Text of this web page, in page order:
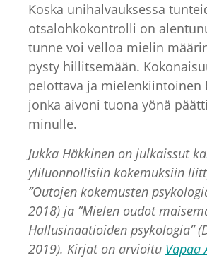
Koska unihalvauksessa
otsalohkokontrolli on
tunne voi velloa mielin
pysty hillitsemään.
pelottava ja mielenkiintoinen
jonka aivoni tuona yönä
minulle.
Jukka Häkkinen on julkaissut
yliluonnollisiin kokemuksiin
”Outojen kokemusten
2018) ja ”Mielen oudot
Hallusinaatioiden psykologia”
2019). Kirjat on arvioitu Vapaa